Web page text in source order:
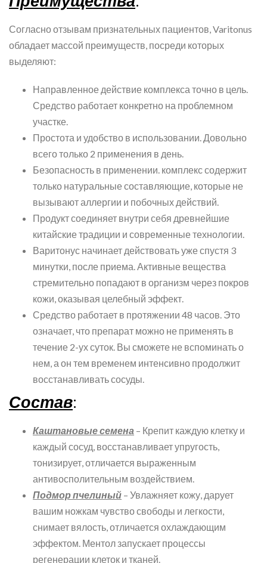
Согласно отзывам признательных пациентов, Varitonus
обладает массой преимуществ, посреди которых
выделяют:
Направленное действие комплекса точно в цель.
Средство работает конкретно на проблемном
участке.
Простота и удобство в использовании. Довольно
всего только 2 применения в день.
Безопасность в применении. комплекс содержит
только натуральные составляющие, которые не
вызывают аллергии и побочных действий.
Продукт соединяет внутри себя древнейшие
китайские традиции и современные технологии.
Варитонус начинает действовать уже спустя 3
минутки, после приема. Активные вещества
стремительно попадают в организм через покров
кожи, оказывая целебный эффект.
Средство работает в протяжении 48 часов. Это
означает, что препарат можно не применять в
течение 2-ух суток. Вы сможете не вспоминать о
нем, а он тем временем интенсивно продолжит
восстанавливать сосуды.
Состав:
Каштановые семена – Крепит каждую клетку и
каждый сосуд, восстанавливает упругость,
тонизирует, отличается выраженным
антивосполительным воздействием.
Подмор пчелиный – Увлажняет кожу, дарует
вашим ножкам чувство свободы и легкости,
снимает вялость, отличается охлаждающим
эффектом. Ментол запускает процессы
регенерации клеток и тканей.